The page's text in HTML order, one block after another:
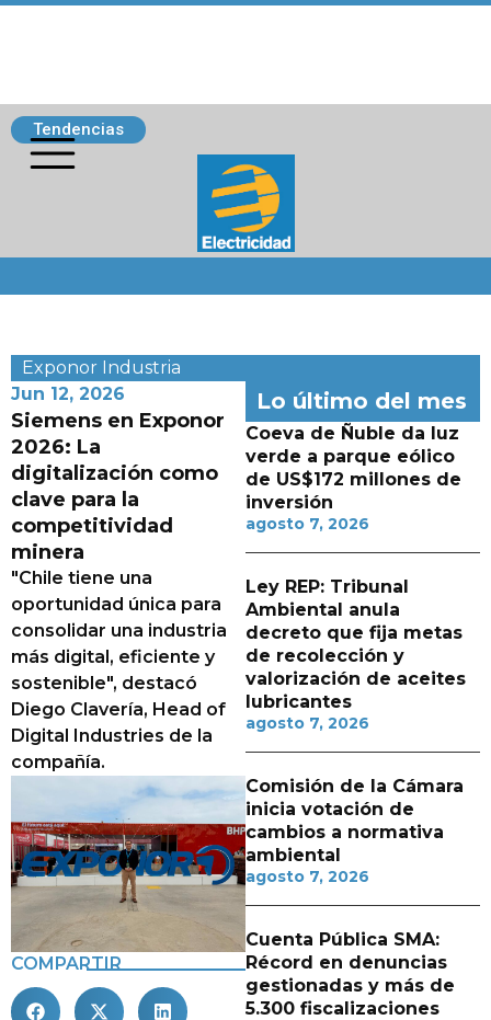
Tendencias
Exponor Industria
Jun 12, 2026
Siemens en Exponor
2026: La
digitalización como
clave para la
competitividad
minera
"Chile tiene una
oportunidad única para
consolidar una industria
más digital, eficiente y
sostenible", destacó
Diego Clavería, Head of
Digital Industries de la
compañía.
COMPARTIR
Lo último del mes
Coeva de Ñuble da luz
verde a parque eólico
de US$172 millones de
inversión
agosto 7, 2026
Ley REP: Tribunal
Ambiental anula
decreto que fija metas
de recolección y
valorización de aceites
lubricantes
agosto 7, 2026
Comisión de la Cámara
inicia votación de
cambios a normativa
ambiental
agosto 7, 2026
Cuenta Pública SMA:
Récord en denuncias
gestionadas y más de
5.300 fiscalizaciones